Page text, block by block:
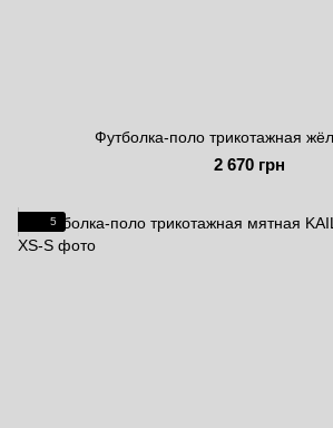
Футболка-поло трикотажная
2 670 грн
5